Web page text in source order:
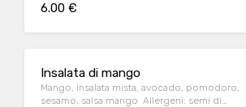
6.00 €
Insalata di mango
Mango, insalata mista, avocado, pomodoro,
sesamo, salsa mango Allergeni: semi di